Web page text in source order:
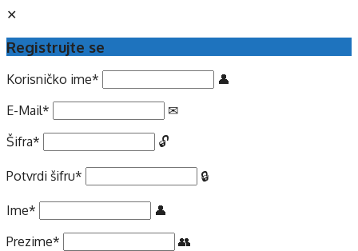
Registrujte se
Korisničko ime*
E-Mail*
Šifra*
Potvrdi šifru*
Ime*
Prezime*